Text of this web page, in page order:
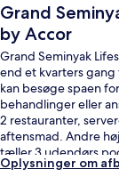
Grand
by Accor
Grand Seminyak
end et kvarters gang
kan besøge spaen
behandlinger eller
2 restauranter,
aftensmad. Andre
tæller 3 udendørs
kun godt at sige om
Oplysninger om